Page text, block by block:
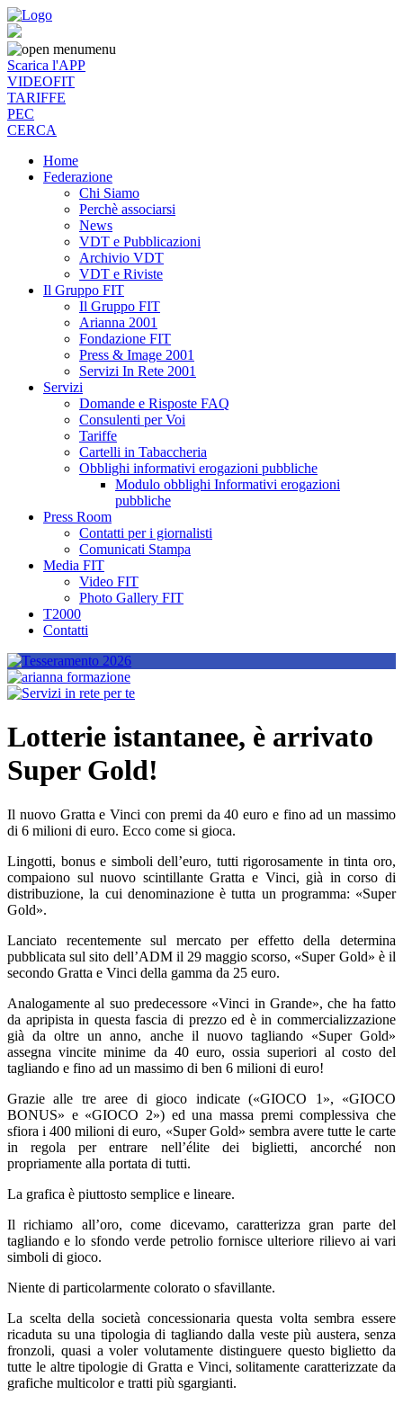
menu
Scarica l'APP
VIDEOFIT
TARIFFE
PEC
CERCA
Home
Federazione
Chi Siamo
Perchè associarsi
News
VDT e Pubblicazioni
Archivio VDT
VDT e Riviste
Il Gruppo FIT
Il Gruppo FIT
Arianna 2001
Fondazione FIT
Press & Image 2001
Servizi In Rete 2001
Servizi
Domande e Risposte FAQ
Consulenti per Voi
Tariffe
Cartelli in Tabaccheria
Obblighi informativi erogazioni pubbliche
Modulo obblighi Informativi erogazioni
pubbliche
Press Room
Contatti per i giornalisti
Comunicati Stampa
Media FIT
Video FIT
Photo Gallery FIT
T2000
Contatti
Lotterie istantanee, è arrivato
Super Gold!
Il nuovo Gratta e Vinci con premi da 40 euro e fino ad un massimo
di 6 milioni di euro. Ecco come si gioca.
Lingotti, bonus e simboli dell’euro, tutti rigorosamente in tinta oro,
compaiono sul nuovo scintillante Gratta e Vinci, già in corso di
distribuzione, la cui denominazione è tutta un programma: «Super
Gold».
Lanciato recentemente sul mercato per effetto della determina
pubblicata sul sito dell’ADM il 29 maggio scorso, «Super Gold» è il
secondo Gratta e Vinci della gamma da 25 euro.
Analogamente al suo predecessore «Vinci in Grande», che ha fatto
da apripista in questa fascia di prezzo ed è in commercializzazione
già da oltre un anno, anche il nuovo tagliando «Super Gold»
assegna vincite minime da 40 euro, ossia superiori al costo del
tagliando e fino ad un massimo di ben 6 milioni di euro!
Grazie alle tre aree di gioco indicate («GIOCO 1», «GIOCO
BONUS» e «GIOCO 2») ed una massa premi complessiva che
sfiora i 400 milioni di euro, «Super Gold» sembra avere tutte le carte
in regola per entrare nell’élite dei biglietti, ancorché non
propriamente alla portata di tutti.
La grafica è piuttosto semplice e lineare.
Il richiamo all’oro, come dicevamo, caratterizza gran parte del
tagliando e lo sfondo verde petrolio fornisce ulteriore rilievo ai vari
simboli di gioco.
Niente di particolarmente colorato o sfavillante.
La scelta della società concessionaria questa volta sembra essere
ricaduta su una tipologia di tagliando dalla veste più austera, senza
fronzoli, quasi a voler volutamente distinguere questo biglietto da
tutte le altre tipologie di Gratta e Vinci, solitamente caratterizzate da
grafiche multicolor e tratti più sgargianti.